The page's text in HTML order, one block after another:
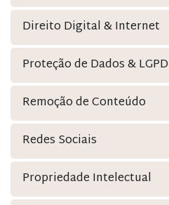
Direito Digital & Internet
Proteção de Dados & LGPD
Remoção de Conteúdo
Redes Sociais
Propriedade Intelectual